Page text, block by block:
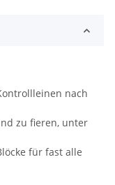
nach
zu fieren, unter
für fast alle